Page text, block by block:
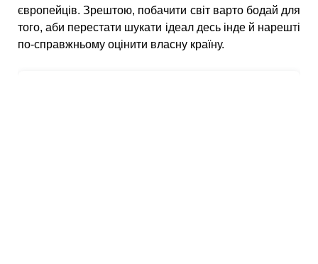
європейців. Зрештою, побачити світ варто бодай для
того, аби перестати шукати ідеал десь інде й нарешті
по-справжньому оцінити власну країну.